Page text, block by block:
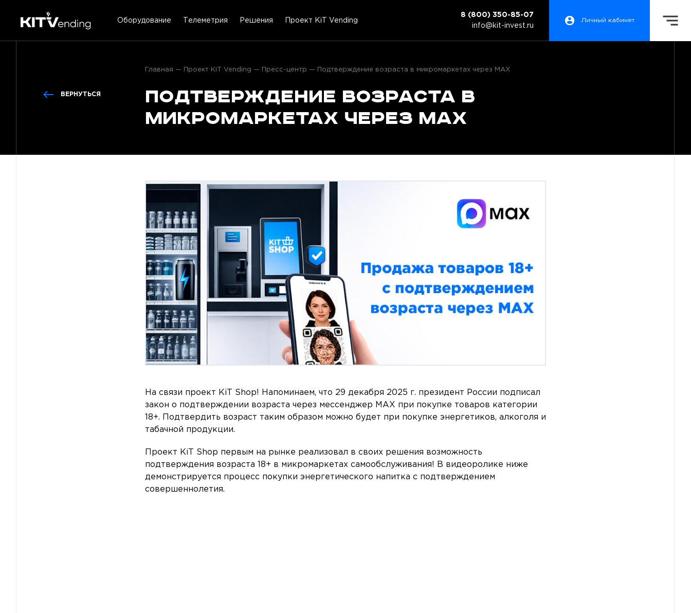
Оборудование Телеметрия Решения Проект KiT Vending
8 (800) 350-85-07
info@kit-invest.ru
Личный кабинет
ВЕРНУТЬСЯ
Главная Проект KiT Vending Пресс-центр Подтверждение возраста в микромаркетах через MAX
Подтверждение возраста в
микромаркетах через MAX
На связи проект KiT Shop! Напоминаем, что 29 декабря 2025 г. президент России подписал
закон о подтверждении возраста через мессенджер MAX при покупке товаров категории
18+. Подтвердить возраст таким образом можно будет при покупке энергетиков, алкоголя и
табачной продукции.
Проект KiT Shop первым на рынке реализовал в своих решения возможность
подтверждения возраста 18+ в микромаркетах самообслуживания! В видеоролике ниже
демонстрируется процесс покупки энергетического напитка с подтверждением
совершеннолетия.